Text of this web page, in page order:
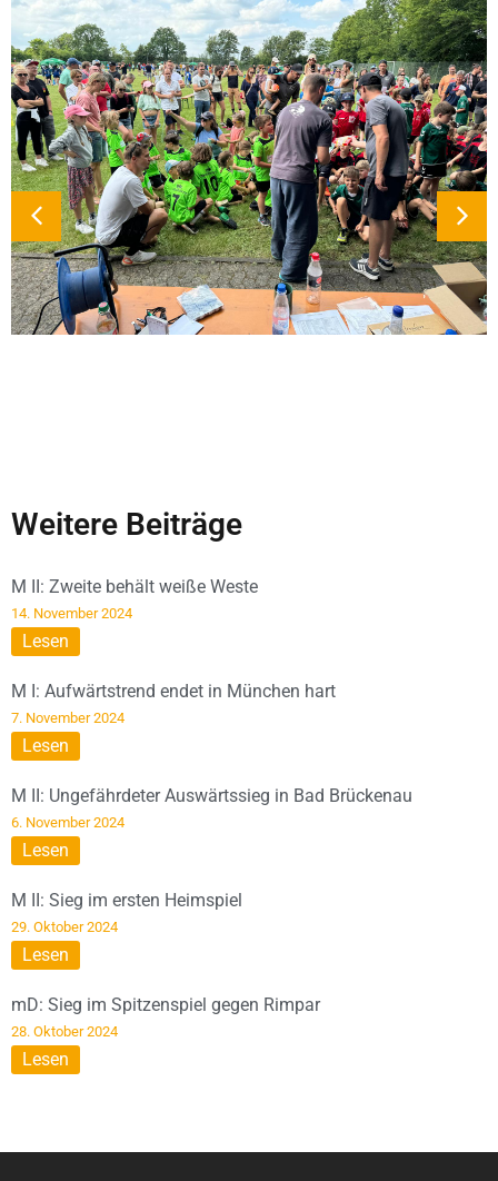
Weitere Beiträge
M II: Zweite behält weiße Weste
14. November 2024
Lesen
M I: Aufwärtstrend endet in München hart
7. November 2024
Lesen
M II: Ungefährdeter Auswärtssieg in Bad Brückenau
6. November 2024
Lesen
M II: Sieg im ersten Heimspiel
29. Oktober 2024
Lesen
mD: Sieg im Spitzenspiel gegen Rimpar
28. Oktober 2024
Lesen